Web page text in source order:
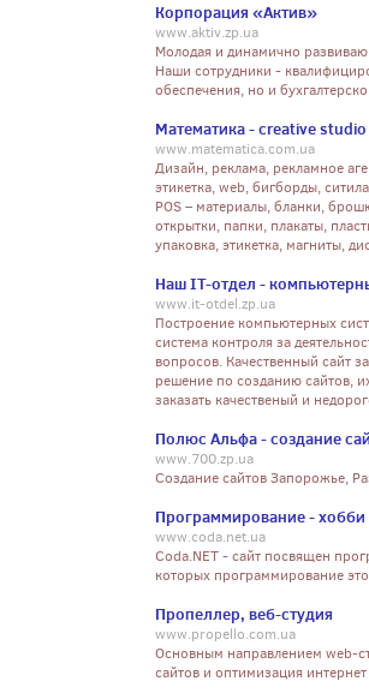
Корпорация «Актив»
www.aktiv.zp.ua
Молодая и динамично
Наши сотрудники -
обеспечения, но и
Математика - creative studio
www.matematica.com.ua
Дизайн, реклама, рекламное
этикетка, web, бигборды,
POS – материалы, бланки,
открытки, папки, плакаты,
упаковка, этикетка, магниты,
Наш IT-отдел -
www.it-otdel.zp.ua
Построение компьютерных
система контроля за
вопросов. Качественный сайт
решение по созданию сайтов,
заказать качественый и
Полюс Альфа - создание
www.700.zp.ua
Создание сайтов Запорожье,
Программирование - хобби
www.coda.net.ua
Сoda.NET - сайт посвящен
которых программирование
Пропеллер, веб-студия
www.propello.com.ua
Основным направлением web-
сайтов и оптимизация